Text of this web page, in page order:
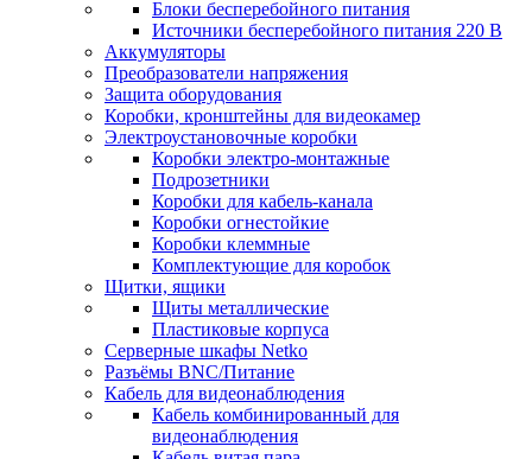
Блоки бесперебойного питания
Источники бесперебойного питания 220 В
Аккумуляторы
Преобразователи напряжения
Защита оборудования
Коробки, кронштейны для видеокамер
Электроустановочные коробки
Коробки электро-монтажные
Подрозетники
Коробки для кабель-канала
Коробки огнестойкие
Коробки клеммные
Комплектующие для коробок
Щитки, ящики
Щиты металлические
Пластиковые корпуса
Серверные шкафы Netko
Разъёмы BNC/Питание
Кабель для видеонаблюдения
Кабель комбинированный для
видеонаблюдения